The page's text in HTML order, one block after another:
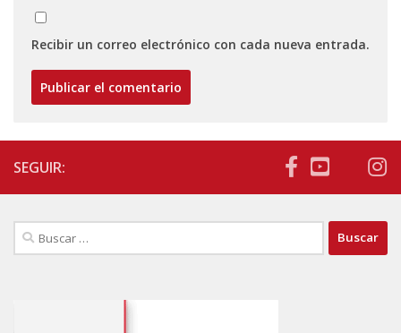
Recibir un correo electrónico con cada nueva entrada.
SEGUIR:
Buscar: